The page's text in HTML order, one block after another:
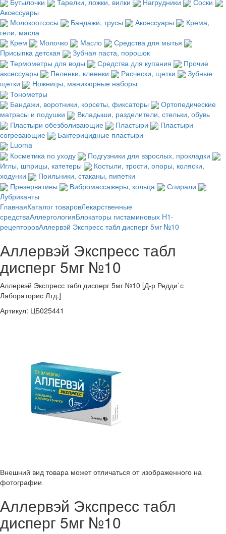
Аксессуары
Молокоотсосы
Бандажи, трусы Аксессуары
Крема,
гели, масла
Крем
Молочко Масло
Средства для мытья
Присыпка детская
Зубная паста, порошок
Термометры для воды
Средства для купания
Прочие
аксессуары
Пеленки, клеенки Расчески, щетки
Зубные
щетки
Ножницы, маникюрные наборы
Тонометры
Бандажи, воротники, корсеты, фиксаторы
Ортопедические
матрасы и подушки
Вкладыши, разделители, стельки, обувь
Пластыри обезболивающие
Пластыри
Пластыри
согревающие
Бактерицидные пластыри
Luoma
Косметика по уходу
Подгузники для взрослых, прокладки
Иглы, шприцы, катетеры
Костыли, трости, опоры, коляски,
ходунки
Поильники, стаканы, пипетки
Презервативы
Вибромассажеры, кольца
Спирали
Лубриканты
ГлавнаяКаталог товаровЛекарственные
средстваАллергологияБлокаторы гистаминовых H1-
рецепторовАллервэй Экспресс табл дисперг 5мг №10
Аллервэй Экспресс табл
дисперг 5мг №10
Аллервэй Экспресс табл дисперг 5мг №10 [Д-р Редди`с
Лабораторис Лтд.]
Артикул: ЦБ025441
Внешний вид товара может отличаться от изображенного на
фотографии
Аллервэй Экспресс табл
дисперг 5мг №10